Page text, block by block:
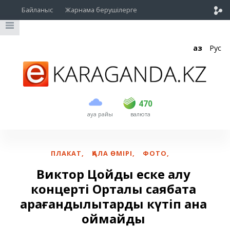
Байланыс Жарнама берушілерге
Қаз Рус
ауа райы
470
USD 469 470
EUR валюта
ПЛАКАТ, ҚАЛА ӨМІРІ, ФОТО,
Виктор Цойды еске алу
концерті Орталық саябақта
қарағандылықтарды күтіп қана
қоймайды